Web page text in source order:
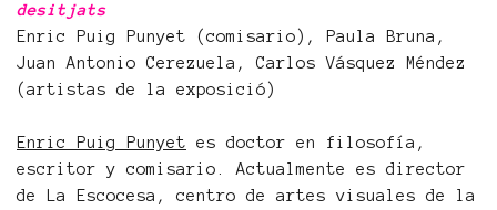
desitjats
Enric Puig Punyet (comisario), Paula Bruna,
Juan Antonio Cerezuela, Carlos Vásquez Méndez
(artistas de la exposició)
Enric Puig Punyet es doctor en filosofía,
escritor y comisario. Actualmente es director
de La Escocesa, centro de artes visuales de la